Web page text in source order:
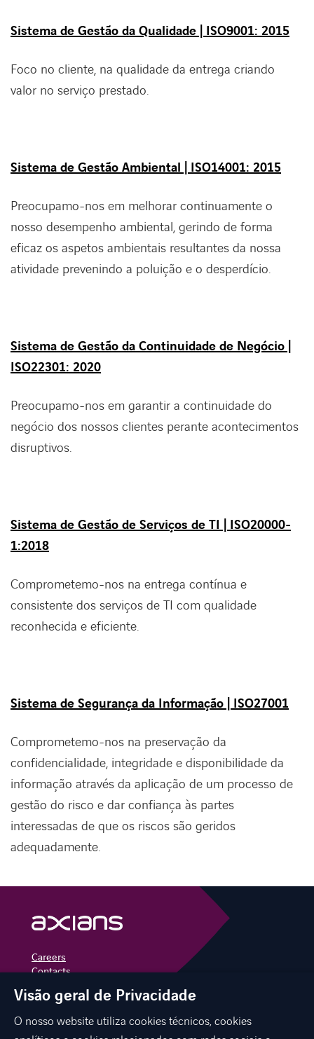
Sistema de Gestão da Qualidade | ISO9001: 2015
Foco no cliente, na qualidade da entrega criando
valor no serviço prestado.
Sistema de Gestão Ambiental | ISO14001: 2015
Preocupamo-nos em melhorar continuamente o
nosso desempenho ambiental, gerindo de forma
eficaz os aspetos ambientais resultantes da nossa
atividade prevenindo a poluição e o desperdício.
Sistema de Gestão da Continuidade de Negócio |
ISO22301: 2020
Preocupamo-nos em garantir a continuidade do
negócio dos nossos clientes perante acontecimentos
disruptivos.
Sistema de Gestão de Serviços de TI | ISO20000-
1:2018
Comprometemo-nos na entrega contínua e
consistente dos serviços de TI com qualidade
reconhecida e eficiente.
Sistema de Segurança da Informação | ISO27001
Comprometemo-nos na preservação da
confidencialidade, integridade e disponibilidade da
informação através da aplicação de um processo de
gestão do risco e dar confiança às partes
interessadas de que os riscos são geridos
adequadamente.
Careers
Contacts
linkedin
Visão geral de Privacidade
O nosso website utiliza cookies técnicos, cookies